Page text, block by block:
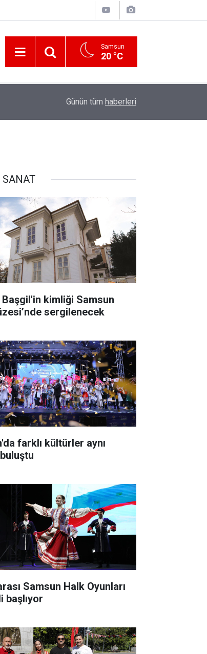
Samsun
20 °C
Samsun'da fındık hasat ve ihraç tarihleri
Günün tüm haberleri
SANAT
kimliği Samsun
sergilenecek
farklı kültürler aynı
Samsun Halk Oyunları
başlıyor